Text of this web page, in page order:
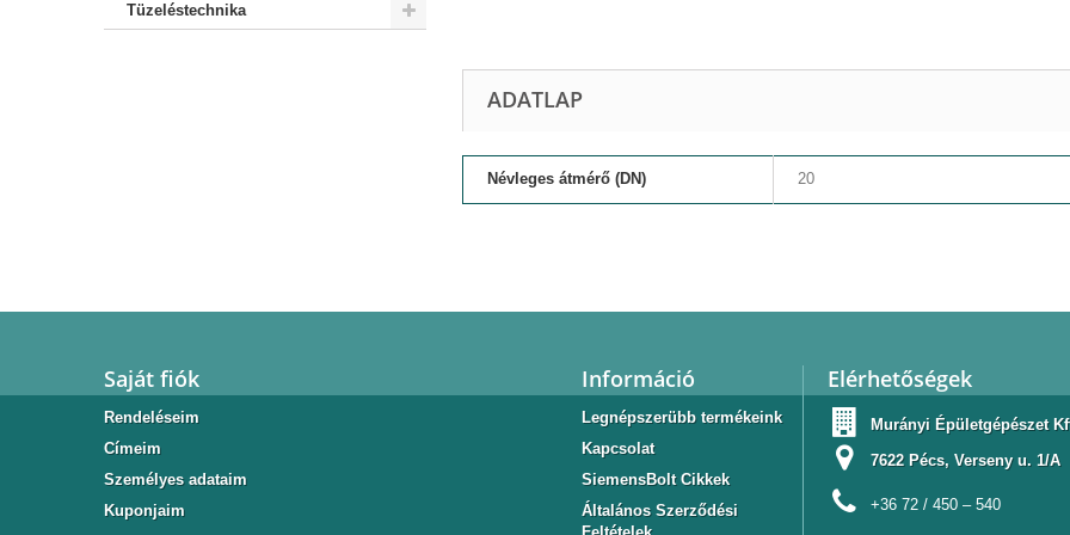
Tüzeléstechnika
ADATLAP
Névleges átmérő (DN) 20
Saját fiók
Rendeléseim
Címeim
Személyes adataim
Kuponjaim
Információ
Legnépszerübb termékeink
Kapcsolat
SiemensBolt Cikkek
Általános Szerződési
Elérhetőségek
Murányi Épületgépészet
7622 Pécs, Verseny u. 1/A
+36 72 / 450 – 540